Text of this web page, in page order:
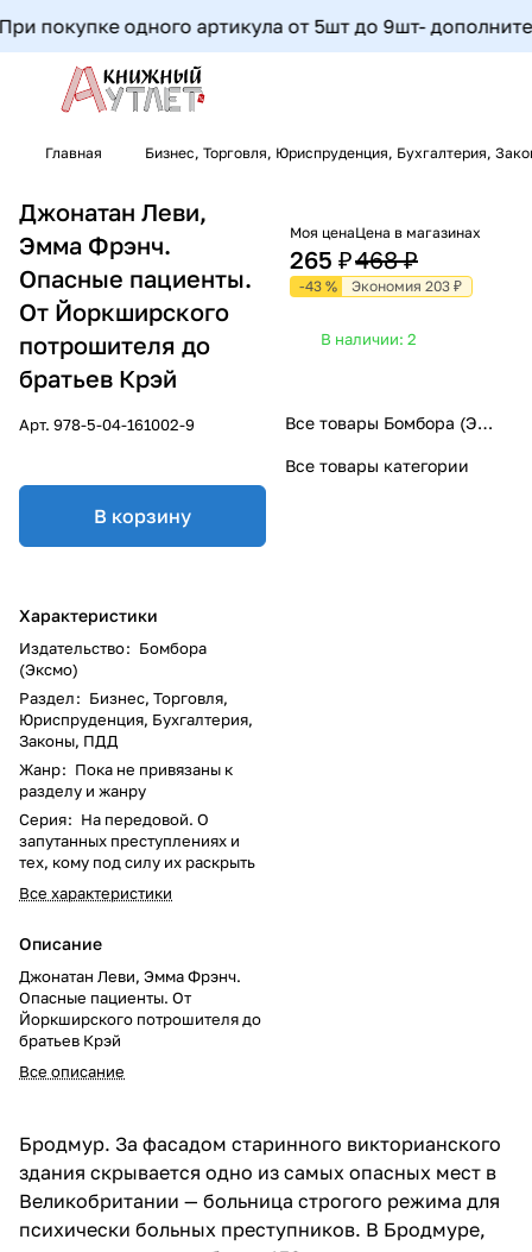
покупке одного артикула от 5шт до 9шт-
Главная Бизнес, Торговля, Юриспруденция, Бухгалтерия,
Джонатан Леви,
Эмма Фрэнч.
Опасные пациенты.
От Йоркширского
потрошителя до
братьев Крэй
Арт. 978-5-04-161002-9
В корзину
Характеристики
Издательство: Бомбора
(Эксмо)
Раздел: Бизнес, Торговля,
Юриспруденция, Бухгалтерия,
Законы, ПДД
Жанр: Пока не привязаны к
разделу и жанру
Серия: На передовой. О
запутанных преступлениях и
тех, кому под силу их раскрыть
Все характеристики
Описание
Джонатан Леви, Эмма Фрэнч.
Опасные пациенты. От
Йоркширского потрошителя до
братьев Крэй
Все описание
Моя цена
265 ₽
Цена в магазинах
468 ₽
-43 % Экономия 203 ₽
В наличии: 2
Все товары Бомбора (Эксмо)
Все товары категории
Бродмур. За фасадом старинного викторианского
здания скрывается одно из самых опасных мест в
Великобритании — больница строгого режима для
психически больных преступников. В Бродмуре,